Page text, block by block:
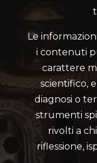
Le
i contenuti
carattere
scientifico,
diagnosi o
strumenti
rivolti a
riflessione,